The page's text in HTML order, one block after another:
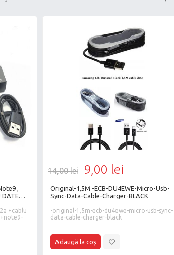
14,00 lei 9,00 lei
Original-1,5M -ECB-DU4EWE-Micro-Usb-
Sync-Data-Cable-Charger-BLACK
-original-1,5m-ecb-du4ewe-micro-usb-sync-
data-cable-charger-black